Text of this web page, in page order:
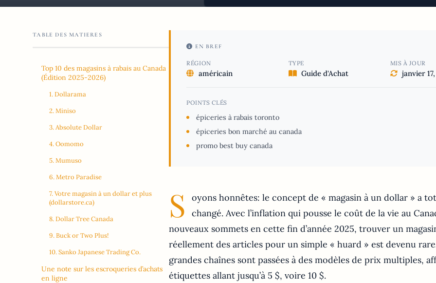
TABLE DES MATIERES
Top 10 des magasins à rabais au Canada
(Édition 2025-2026)
1. Dollarama
2. Miniso
3. Absolute Dollar
4. Oomomo
5. Mumuso
6. Metro Paradise
7. Votre magasin à un dollar et plus
(dollarstore.ca)
8. Dollar Tree Canada
9. Buck or Two Plus!
10. Sanko Japanese Trading Co.
Une note sur les escroqueries d’achats
en ligne
EN BREF
RÉGION
américain
TYPE
Guide d'Achat
MIS À JOUR
janvier
POINTS CLÉS
épiceries à rabais toronto
épiceries bon marché au canada
promo best buy canada
S
oyons honnêtes: le concept de « magasin à un dollar » a
changé. Avec l’inflation qui pousse le coût de la vie au
nouveaux sommets en cette fin d’année 2025, trouver un
réellement des articles pour un simple « huard » est devenu
grandes chaînes sont passées à des modèles de prix multiples,
étiquettes allant jusqu’à 5 $, voire 10 $.